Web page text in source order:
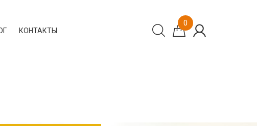
КОНТАКТЫ
0